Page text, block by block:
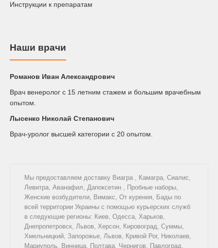
Инструкции к препаратам
Наши врачи
Романов Иван Александрович
Врач венеролог с 15 летним стажем и большим врачебным
опытом.
Лысенко Николай Степанович
Врач-уролог высшей категории с 20 опытом.
Мы предоставляем доставку Виагра , Камагра, Сиалис,
Левитра, Аванафил, Дапоксетин , Пробные наборы,
Женские возбудители, Вимакс, От курения, Бады по
всей территории Украины с помощью курьерских служб
в следующие регионы: Киев, Одесса, Харьков,
Днепропетровск, Львов, Херсон, Кировоград, Суммы,
Хмельницкий, Запорожье, Львов, Кривой Рог, Николаев,
Мариуполь, Винница, Полтава, Чернигов, Павлоград,